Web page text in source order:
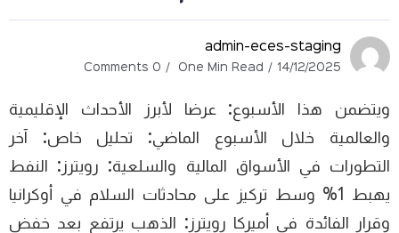
admin-eces-staging
14/12/2025
One Min Read
0 Comments
ويتضمن هذا الأسبوع: عرضا لأبرز الأحداث الإقليمية
والعالمية خلال الأسبوع الماضي: تحليل خاص: آخر
التطورات في الأسواق المالية والسلعية: رويترز: النفط
يهبط 1% وسط تركيز على محادثات السلام في أوكرانيا
وقرار الفائدة في أميركا رويترز: الذهب يرتفع بعد خفض